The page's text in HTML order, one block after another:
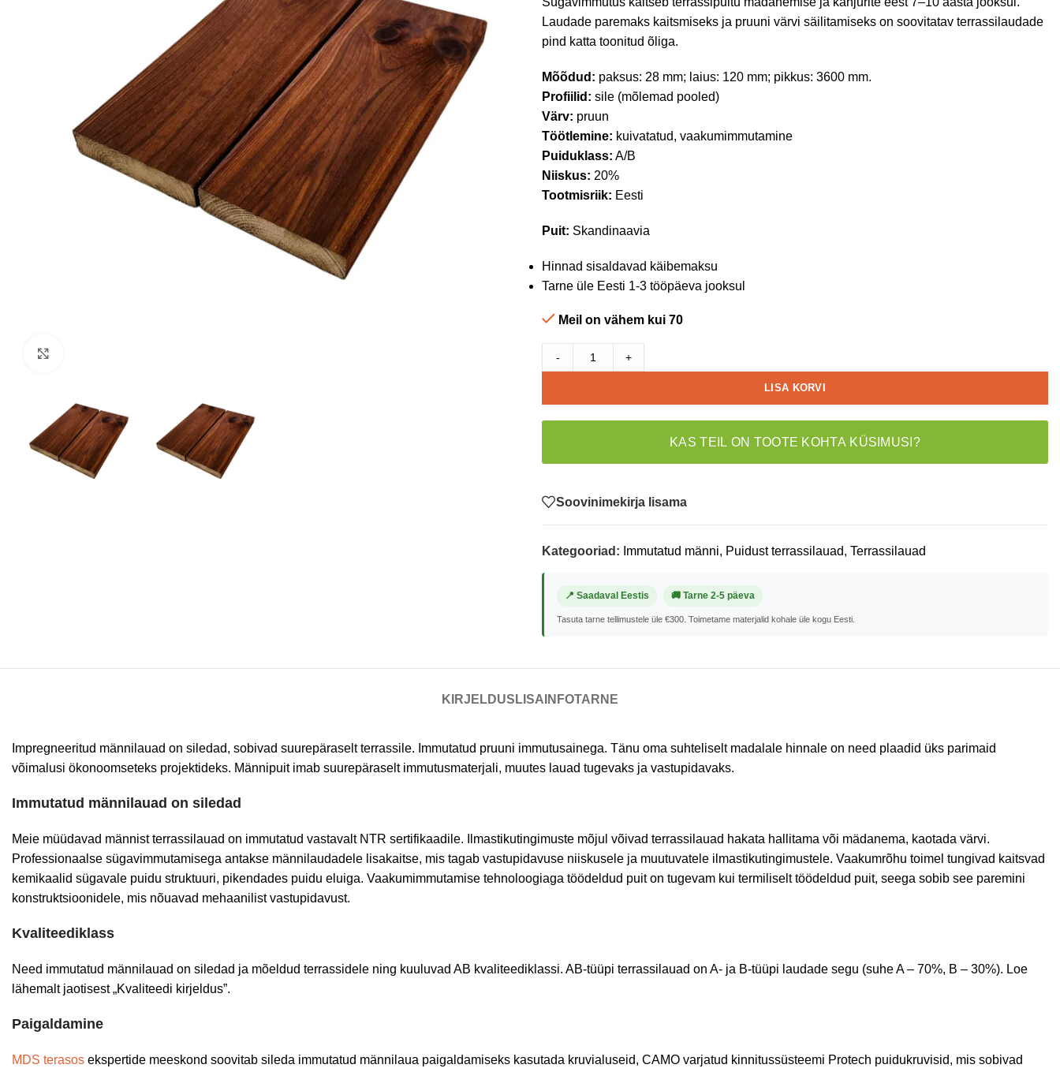
Laudade paremaks kaitsmiseks ja pruuni värvi säilitamiseks on soovitatav terrassilaudade
pind katta toonitud õliga.
Mõõdud: paksus: 28 mm; laius: 120 mm; pikkus: 3600 mm.
Profiilid: sile (mõlemad pooled)
Värv: pruun
Töötlemine: kuivatatud, vaakumimmutamine
Puiduklass: A/B
Niiskus: 20%
Tootmisriik: Eesti
Puit: Skandinaavia
Hinnad sisaldavad käibemaksu
Tarne üle Eesti 1-3 tööpäeva jooksul
Meil on vähem kui 70
- +
LISA KORVI
KAS TEIL ON TOOTE KOHTA KÜSIMUSI?
Soovinimekirja lisama
Kategooriad: Immutatud männi, Puidust terrassilauad, Terrassilauad
📍 Saadaval Eestis 🚚 Tarne 2-5 päeva
Tasuta tarne tellimustele üle €300. Toimetame materjalid kohale üle kogu Eesti.
KIRJELDUS LISAINFOTARNE
Impregneeritud männilauad on siledad, sobivad suurepäraselt terrassile. Immutatud pruuni immutusainega. Tänu oma suhteliselt madalale hinnale on need plaadid üks parimaid
võimalusi ökonoomseteks projektideks. Männipuit imab suurepäraselt immutusmaterjali, muutes lauad tugevaks ja vastupidavaks.
Immutatud männilauad on siledad
Meie müüdavad männist terrassilauad on immutatud vastavalt NTR sertifikaadile. Ilmastikutingimuste mõjul võivad terrassilauad hakata hallitama või mädanema, kaotada värvi.
Professionaalse sügavimmutamisega antakse männilaudadele lisakaitse, mis tagab vastupidavuse niiskusele ja muutuvatele ilmastikutingimustele. Vaakumrõhu toimel tungivad kaitsvad
kemikaalid sügavale puidu struktuuri, pikendades puidu eluiga. Vaakumimmutamise tehnoloogiaga töödeldud puit on tugevam kui termiliselt töödeldud puit, seega sobib see paremini
konstruktsioonidele, mis nõuavad mehaanilist vastupidavust.
Kvaliteediklass
Need immutatud männilauad on siledad ja mõeldud terrassidele ning kuuluvad AB kvaliteediklassi. AB-tüüpi terrassilauad on A- ja B-tüüpi laudade segu (suhe A – 70%, B – 30%). Loe
lähemalt jaotisest „Kvaliteedi kirjeldus”.
Paigaldamine
MDS terasos ekspertide meeskond soovitab sileda immutatud männilaua paigaldamiseks kasutada kruvialuseid, CAMO varjatud kinnitussüsteemi Protech puidukruvisid, mis sobivad